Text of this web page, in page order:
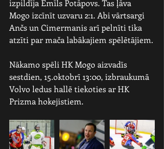
izpildīja Emīls Potāpovs. Tas ļāva
Mogo izcīnīt uzvaru 2:1. Abi vārtsargi
Ančs un Cimermanis arī pelnīti tika
atzīti par mača labākajiem spēlētājiem.
Nākamo spēli HK Mogo aizvadīs
sestdien, 15.oktobrī 13:00, izbraukumā
Volvo ledus hallē tiekoties ar HK
Prizma hokejistiem.